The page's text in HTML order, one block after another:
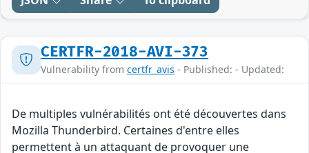
CERTFR-2018-AVI-373
Vulnerability from certfr_avis - Published: - Updated:
De multiples vulnérabilités ont été découvertes dans
Mozilla Thunderbird. Certaines d'entre elles
permettent à un attaquant de provoquer une